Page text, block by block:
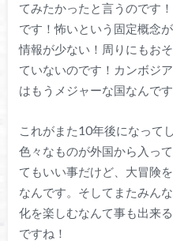
てみたかったと言うのです
です！怖いという固定概念
情報が少ない！周りにもお
ていないのです！カンボジ
はもうメジャーな国なんです
これがまた10年後になって
色々なものが外国から入っ
てもいい事だけど、大冒険
なんです。そしてまたみん
化を楽しむなんて事も出来
ですね！